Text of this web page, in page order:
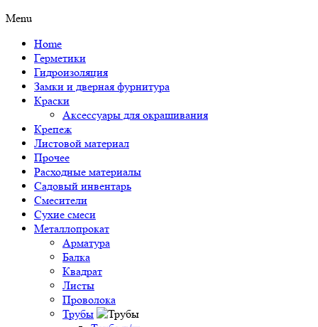
Menu
Home
Герметики
Гидроизоляция
Замки и дверная фурнитура
Краски
Аксессуары для окрашивания
Крепеж
Листовой материал
Прочее
Расходные материалы
Садовый инвентарь
Смесители
Сухие смеси
Металлопрокат
Арматура
Балка
Квадрат
Листы
Проволока
Трубы